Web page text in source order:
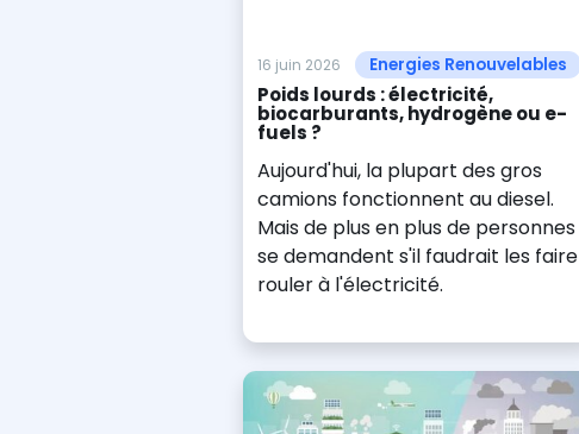
16 juin 2026 Energies Renouvelables
Poids lourds : électricité,
biocarburants, hydrogène ou e-
fuels ?
Aujourd'hui, la plupart des gros
camions fonctionnent au diesel.
Mais de plus en plus de personnes
se demandent s'il faudrait les faire
rouler à l'électricité.